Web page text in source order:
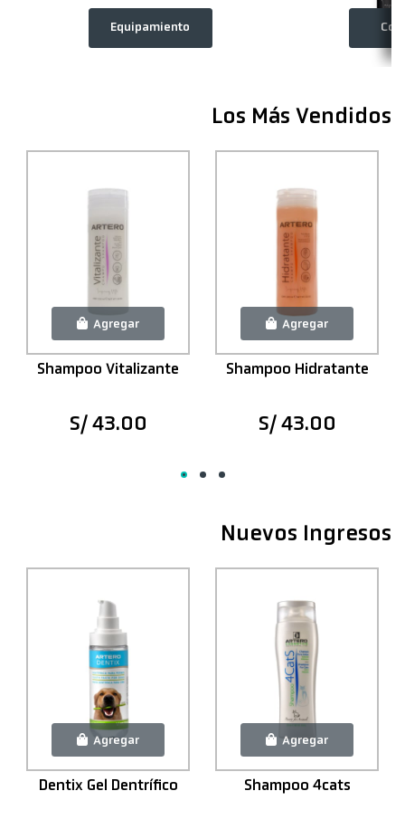
Equipamiento
Los Más Vendidos
Agregar
Shampoo Vitalizante
S/ 43.00
Agregar
Shampoo Hidratante
S/ 43.00
Nuevos Ingresos
Agregar
Dentix Gel Dentrífico
Agregar
Shampoo 4cats